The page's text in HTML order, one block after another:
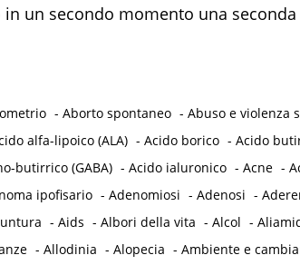
un secondo momento una
- Aborto spontaneo - Abuso e violenza
alfa-lipoico (ALA) - Acido borico - Acido
butirrico (GABA) - Acido ialuronico - Acne -
ipofisario - Adenomiosi - Adenosi -
- Aids - Albori della vita - Alcol -
- Allodinia - Alopecia - Ambiente e